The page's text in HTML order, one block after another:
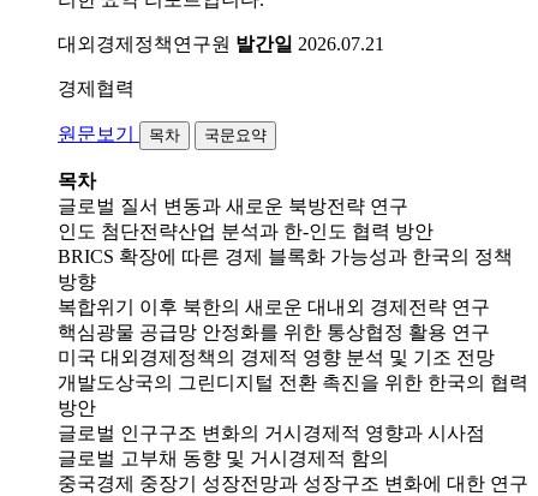
대외경제정책연구원 발간일 2026.07.21
경제협력
원문보기 목차 국문요약
목차
글로벌 질서 변동과 새로운 북방전략 연구
인도 첨단전략산업 분석과 한-인도 협력 방안
BRICS 확장에 따른 경제 블록화 가능성과 한국의 정책
방향
복합위기 이후 북한의 새로운 대내외 경제전략 연구
핵심광물 공급망 안정화를 위한 통상협정 활용 연구
미국 대외경제정책의 경제적 영향 분석 및 기조 전망
개발도상국의 그린디지털 전환 촉진을 위한 한국의 협력
방안
글로벌 인구구조 변화의 거시경제적 영향과 시사점
글로벌 고부채 동향 및 거시경제적 함의
중국경제 중장기 성장전망과 성장구조 변화에 대한 연구